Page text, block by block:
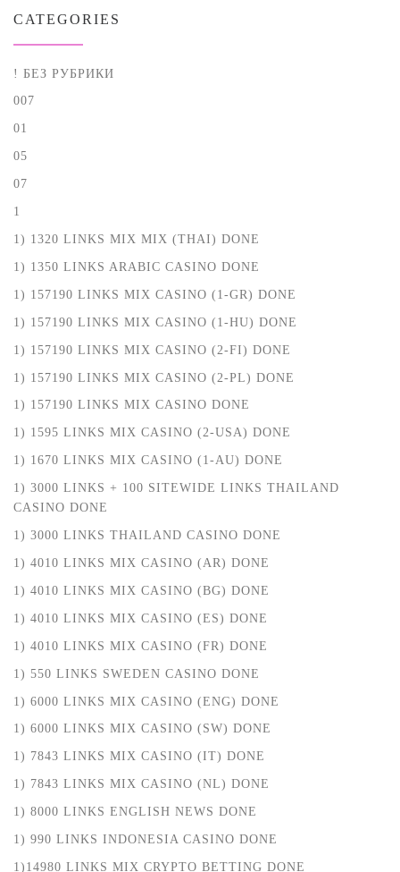
CATEGORIES
! БЕЗ РУБРИКИ
007
01
05
07
1
1) 1320 LINKS MIX MIX (THAI) DONE
1) 1350 LINKS ARABIC CASINO DONE
1) 157190 LINKS MIX CASINO (1-GR) DONE
1) 157190 LINKS MIX CASINO (1-HU) DONE
1) 157190 LINKS MIX CASINO (2-FI) DONE
1) 157190 LINKS MIX CASINO (2-PL) DONE
1) 157190 LINKS MIX CASINO DONE
1) 1595 LINKS MIX CASINO (2-USA) DONE
1) 1670 LINKS MIX CASINO (1-AU) DONE
1) 3000 LINKS + 100 SITEWIDE LINKS THAILAND
CASINO DONE
1) 3000 LINKS THAILAND CASINO DONE
1) 4010 LINKS MIX CASINO (AR) DONE
1) 4010 LINKS MIX CASINO (BG) DONE
1) 4010 LINKS MIX CASINO (ES) DONE
1) 4010 LINKS MIX CASINO (FR) DONE
1) 550 LINKS SWEDEN CASINO DONE
1) 6000 LINKS MIX CASINO (ENG) DONE
1) 6000 LINKS MIX CASINO (SW) DONE
1) 7843 LINKS MIX CASINO (IT) DONE
1) 7843 LINKS MIX CASINO (NL) DONE
1) 8000 LINKS ENGLISH NEWS DONE
1) 990 LINKS INDONESIA CASINO DONE
1)14980 LINKS MIX CRYPTO BETTING DONE